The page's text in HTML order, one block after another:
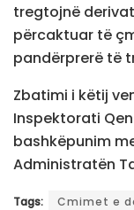
tregtojnë
përcaktuar të
pandërprerë të
Zbatimi i këtij
Inspektorati
bashkëpunim
Administratën
Tags: Cmimet e